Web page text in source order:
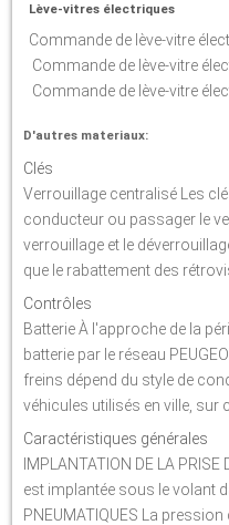
Lève-vitres électriques
Commande de lève-vitre
Commande de lève-vitre
Commande de lève-vitre
D'autres materiaux:
Clés
Verrouillage centralisé Les
conducteur ou passager le
verrouillage et le
que le rabattement des
Contrôles
Batterie À l'approche de la
batterie par le réseau
freins dépend du style de
véhicules utilisés en ville, sur
Caractéristiques générales
IMPLANTATION DE LA
est implantée sous le volant
PNEUMATIQUES La